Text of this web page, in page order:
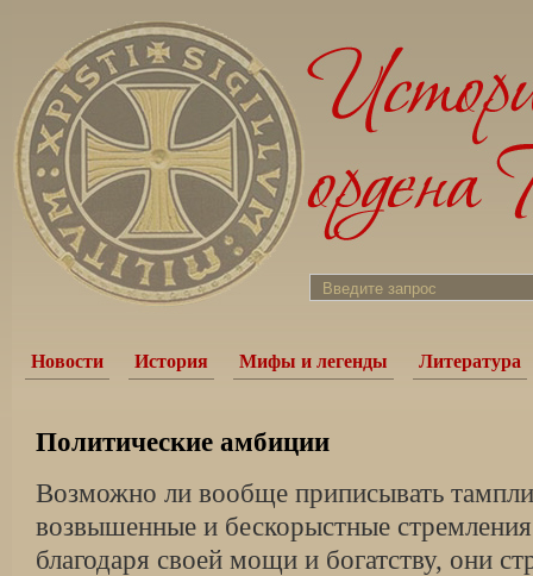
Новости История Мифы и легенды Литература
Политические амбиции
Возможно ли вообще приписывать
возвышенные и бескорыстные
благодаря своей мощи и богатству, они